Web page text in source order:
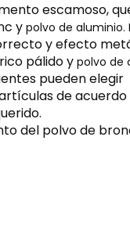
escamoso,
y polvo de aluminio.
y efecto
pálido y polvo de
pueden elegir
de acuerdo
del polvo de